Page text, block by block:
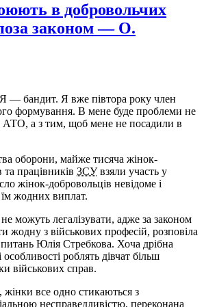
в добровольчих
законом — О.
— бандит. Я вже півтора року член
формування. В мене буде проблеми не
АТО, а з тим, щоб мене не посадили в
оборони, майже тисяча жінок-
та працівників ЗСУвзяли участь у
жінок-добровольців невідоме і
жодних виплат.
можуть легалізувати, адже за законом
жодну з військових професій, розповіла
Юлія Стребкова. Хоча дрібна
роблять дівчат більш
військових справ.
все одно стикаються з
несправедливістю, переконана